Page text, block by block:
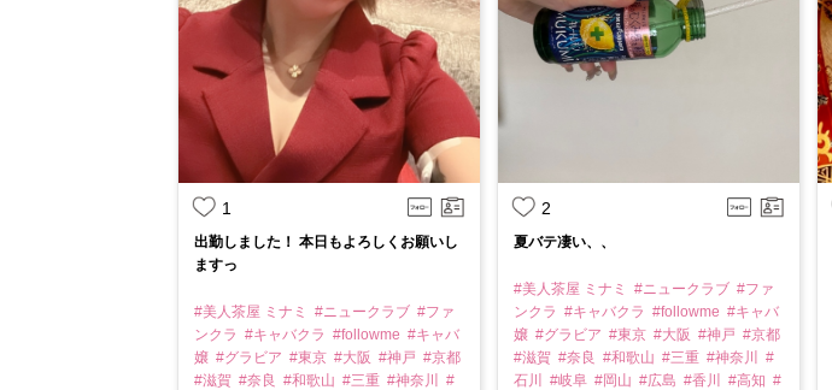
1
出勤しました！ 本日もよろしくお願いし
ますっ
#美人茶屋 ミナミ #ニュークラブ #ファ
ンクラ #キャバクラ #followme #キャバ
嬢 #グラビア #東京 #大阪 #神戸 #京都
#滋賀 #奈良 #和歌山 #三重 #神奈川
#
2
夏バテ凄い、、
#美人茶屋 ミナミ #ニュークラブ #ファ
ンクラ #キャバクラ #followme #キャバ
嬢 #グラビア #東京 #大阪 #神戸 #京都
#滋賀 #奈良 #和歌山 #三重 #神奈川
#
石川
#岐阜 #岡山 #広島 #香川 #高知 #